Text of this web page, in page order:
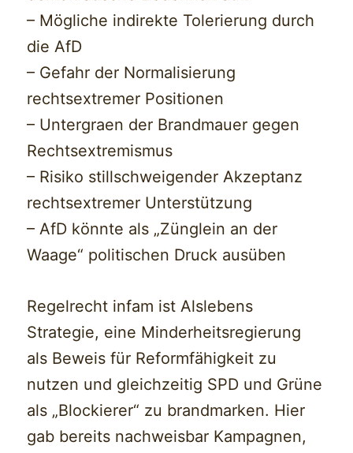
– Mögliche indirekte Tolerierung durch
die AfD
– Gefahr der Normalisierung
rechtsextremer Positionen
– Untergraen der Brandmauer gegen
Rechtsextremismus
– Risiko stillschweigender Akzeptanz
rechtsextremer Unterstützung
– AfD könnte als „Zünglein an der
Waage“ politischen Druck ausüben
Regelrecht infam ist Alslebens
Strategie, eine Minderheitsregierung
als Beweis für Reformfähigkeit zu
nutzen und gleichzeitig SPD und Grüne
als „Blockierer“ zu brandmarken. Hier
gab bereits nachweisbar Kampagnen,